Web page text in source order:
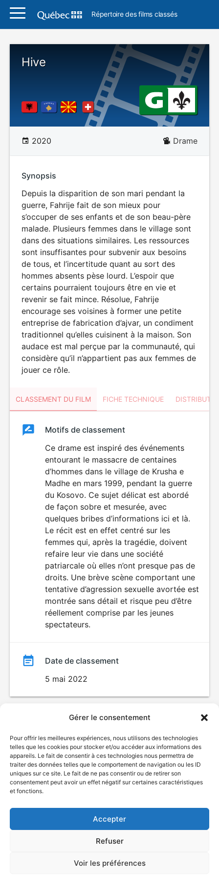
Gérer le consentement
Pour offrir les meilleures expériences, nous utilisons des technologies
telles que les cookies pour stocker et/ou accéder aux informations des
appareils. Le fait de consentir à ces technologies nous permettra de
traiter des données telles que le comportement de navigation ou les ID
uniques sur ce site. Le fait de ne pas consentir ou de retirer son
consentement peut avoir un effet négatif sur certaines caractéristiques
et fonctions.
Accepter
Refuser
Voir les préférences
Répertoire des films classés
Hive
2020 Drame
Synopsis
Depuis la disparition de son mari pendant la
guerre, Fahrije fait de son mieux pour
s’occuper de ses enfants et de son beau-père
malade. Plusieurs femmes dans le village sont
dans des situations similaires. Les ressources
sont insuffisantes pour subvenir aux besoins
de tous, et l’incertitude quant au sort des
hommes absents pèse lourd. L’espoir que
certains pourraient toujours être en vie et
revenir se fait mince. Résolue, Fahrije
encourage ses voisines à former une petite
entreprise de fabrication d’ajvar, un condiment
traditionnel qu’elles cuisinent à la maison. Son
audace est mal perçue par la communauté, qui
considère qu’il n’appartient pas aux femmes de
jouer ce rôle.
CLASSEMENT DU FILM FICHE TECHNIQUE
ClassementClassement
Motifs de classement
Ce drame est inspiré des événements
entourant le massacre de centaines
d’hommes dans le village de Krusha e
Madhe en mars 1999, pendant la guerre
du Kosovo. Ce sujet délicat est abordé
de façon sobre et mesurée, avec
quelques bribes d’informations ici et là.
Le récit est en effet centré sur les
femmes qui, après la tragédie, doivent
refaire leur vie dans une société
patriarcale où elles n’ont presque pas de
droits. Une brève scène comportant une
tentative d’agression sexuelle avortée est
montrée sans détail et risque peu d’être
réellement comprise par les jeunes
spectateurs.
Date de classement
5 mai 2022
© Gouvernement du Québec, 2026
Plan du site
Accessibilité
Accès à l'information
Déclaration de services